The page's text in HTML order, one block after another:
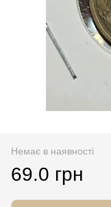
Немає в наявності
69.0 грн